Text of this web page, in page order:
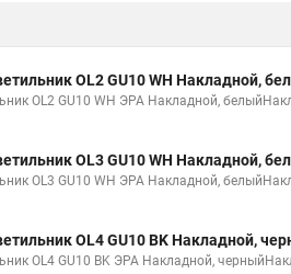
OL2 GU10 WH Накладной,
OL2 GU10 WH ЭРА Накладной,
OL3 GU10 WH Накладной,
OL3 GU10 WH ЭРА Накладной,
OL4 GU10 BK Накладной,
OL4 GU10 BK ЭРА Накладной,